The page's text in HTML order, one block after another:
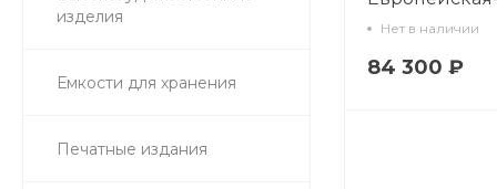
изделия
Емкости для хранения
Печатные издания
Сетка-блюз 2,
81.26197.00.1
Нет в наличии
84 300 ₽